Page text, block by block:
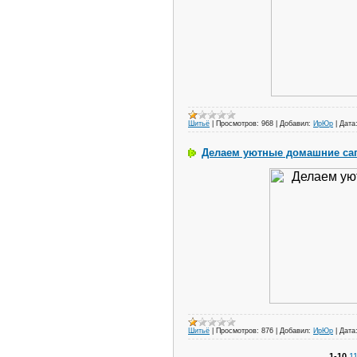
Шитьё Просмотров: 968 Добавил: ИрЮр Дата:
Делаем уютные домашние
Шитьё Просмотров: 876 Добавил: ИрЮр Дата: